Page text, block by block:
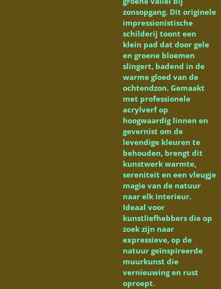
zonsopgang. Dit originele
impressionistische
schilderij toont een
klein pad dat door gele
en groene bloemen
slingert, badend in de
warme gloed van de
ochtendzon. Gemaakt
met professionele
acrylverf op
hoogwaardig linnen en
gevernist om de
levendige kleuren te
behouden, brengt dit
kunstwerk warmte,
sereniteit en een vleugje
magie van de natuur
naar elk interieur.
Ideaal voor
kunstliefhebbers die op
zoek zijn naar
expressieve, op de
natuur geïnspireerde
muurkunst die
vernieuwing en rust
oproept.